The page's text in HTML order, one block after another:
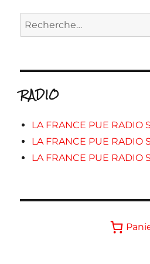
Recherche
pour :
RADIO
LA FRANCE PUE RADIO
LA FRANCE PUE RADIO
LA FRANCE PUE RADIO